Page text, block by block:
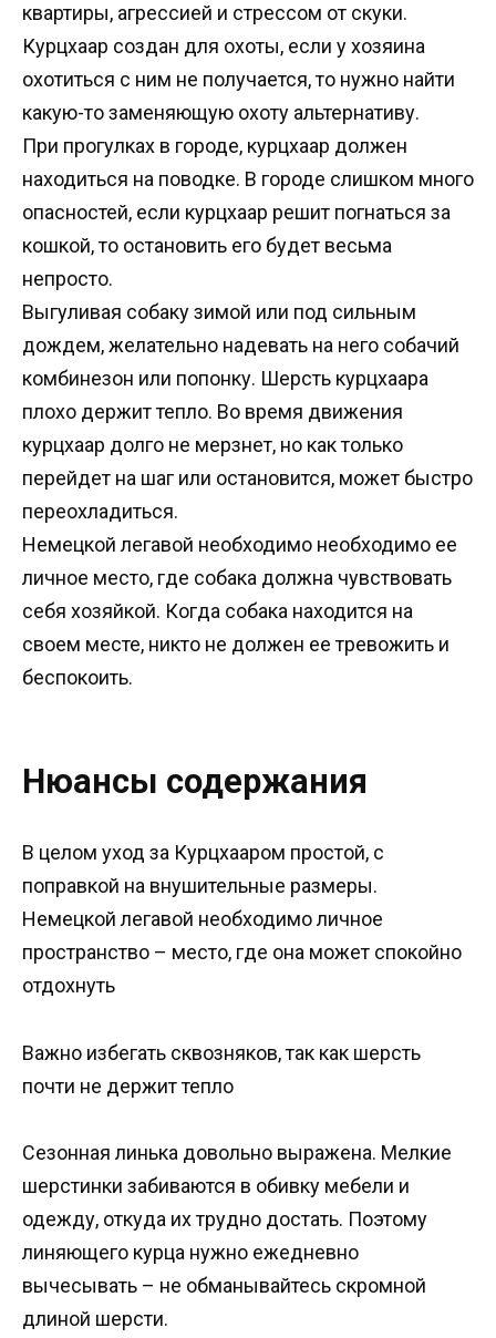
квартиры, агрессией и стрессом от скуки.
Курцхаар создан для охоты, если у хозяина
охотиться с ним не получается, то нужно найти
какую-то заменяющую охоту альтернативу.
При прогулках в городе, курцхаар должен
находиться на поводке. В городе слишком много
опасностей, если курцхаар решит погнаться за
кошкой, то остановить его будет весьма
непросто.
Выгуливая собаку зимой или под сильным
дождем, желательно надевать на него собачий
комбинезон или попонку. Шерсть курцхаара
плохо держит тепло. Во время движения
курцхаар долго не мерзнет, но как только
перейдет на шаг или остановится, может быстро
переохладиться.
Немецкой легавой необходимо необходимо ее
личное место, где собака должна чувствовать
себя хозяйкой. Когда собака находится на
своем месте, никто не должен ее тревожить и
беспокоить.
Нюансы содержания
В целом уход за Курцхааром простой, с
поправкой на внушительные размеры.
Немецкой легавой необходимо личное
пространство – место, где она может спокойно
отдохнуть
Важно избегать сквозняков, так как шерсть
почти не держит тепло
Сезонная линька довольно выражена. Мелкие
шерстинки забиваются в обивку мебели и
одежду, откуда их трудно достать. Поэтому
линяющего курца нужно ежедневно
вычесывать – не обманывайтесь скромной
длиной шерсти.